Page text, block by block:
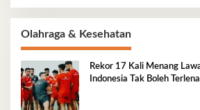
Olahraga & Kesehatan
Rekor 17 Kali Menang
Indonesia Tak Boleh Terlena